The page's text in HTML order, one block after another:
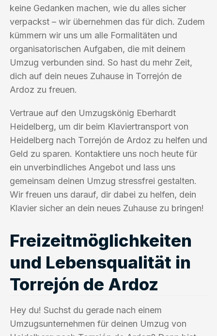
keine Gedanken machen, wie du alles sicher
verpackst – wir übernehmen das für dich. Zudem
kümmern wir uns um alle Formalitäten und
organisatorischen Aufgaben, die mit deinem
Umzug verbunden sind. So hast du mehr Zeit,
dich auf dein neues Zuhause in Torrejón de
Ardoz zu freuen.
Vertraue auf den Umzugskönig Eberhardt
Heidelberg, um dir beim Klaviertransport von
Heidelberg nach Torrejón de Ardoz zu helfen und
Geld zu sparen. Kontaktiere uns noch heute für
ein unverbindliches Angebot und lass uns
gemeinsam deinen Umzug stressfrei gestalten.
Wir freuen uns darauf, dir dabei zu helfen, dein
Klavier sicher an dein neues Zuhause zu bringen!
Freizeitmöglichkeiten
und Lebensqualität in
Torrejón de Ardoz
Hey du! Suchst du gerade nach einem
Umzugsunternehmen für deinen Umzug von